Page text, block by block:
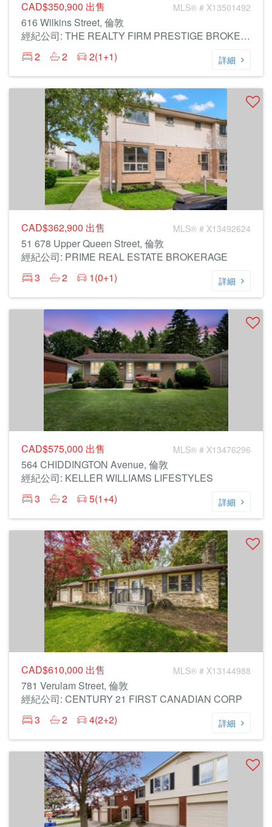
CAD$350,900 出售 MLS® # X13501492
616 Wilkins Street, 倫敦
經紀公司: THE REALTY FIRM PRESTIGE BROKERAGE INC.
2
2 2(1+1) 詳細
CAD$362,900 出售 MLS® # X13492624
51 678 Upper Queen Street, 倫敦
經紀公司: PRIME REAL ESTATE BROKERAGE
3
2 1(0+1) 詳細
CAD$575,000 出售 MLS® # X13476296
564 CHIDDINGTON Avenue, 倫敦
經紀公司: KELLER WILLIAMS LIFESTYLES
3
2 5(1+4) 詳細
CAD$610,000 出售 MLS® # X13144988
781 Verulam Street, 倫敦
經紀公司: CENTURY 21 FIRST CANADIAN CORP
3
2 4(2+2) 詳細